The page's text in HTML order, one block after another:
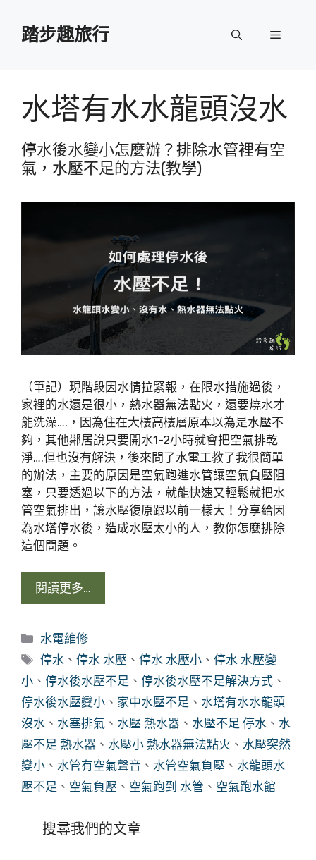
踏步趣旅行 選
水塔有水水龍頭沒水
停水後水變小怎麼辦？排除水管裡有空
氣，水壓不足的方法(教學)
（筆記）現階段因水情拉緊報，在限水措施過後，
家裡的水還是很小，熱水器無法點火，還要燒水才
能洗澡….，因為住在大樓高樓層原本以為是水壓不
夠，其他鄰居說只要開水1-2小時就會把空氣排乾
淨….但也沒有解決，後來問了水電工教了我很簡單
的辦法，主要的原因是空氣跑進水管讓空氣負壓阻
塞，只要透過以下的方法，就能快速又輕鬆就把水
管空氣排出，讓水壓復原跟以前一樣大！分享給因
為水塔停水後，造成水壓太小的人，教你怎麼排除
這個問題。
閱讀更多…
分
類
水電維修
標
籤
停水 、停水 水壓 、停水 水壓小 、停水 水壓變
小 、 停水後水壓不足 、 停水後水壓不足解決方式 、
停水後水壓變小 、 家中水壓不足 、 水塔有水水龍頭
沒水 、 水塞排氣 、 水壓 熱水器 、 水壓不足 停水 、 水
壓不足 熱水器 、 水壓小 熱水器無法點火 、 水壓突然
變小 、 水管有空氣聲音 、 水管空氣負壓 、 水龍頭水
壓不足 、 空氣負壓 、 空氣跑到 水管 、 空氣跑水館
搜尋我們的文章